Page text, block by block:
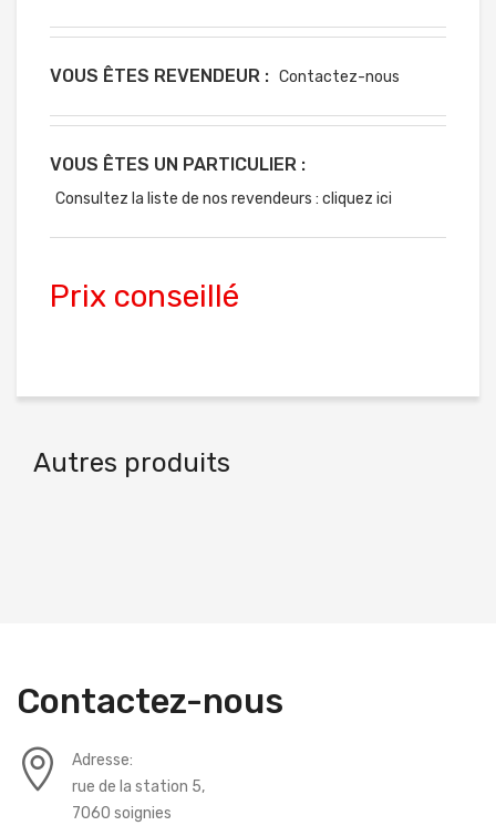
VOUS ÊTES REVENDEUR : Contactez-nous
VOUS ÊTES UN PARTICULIER :
Consultez la liste de nos revendeurs : cliquez ici
Prix conseillé
Autres produits
Contactez-nous
Adresse:
rue de la station 5,
7060 soignies